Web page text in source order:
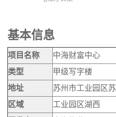
基本信息
项目名称
中海财富中心
类型
甲级写字楼
地址
苏州市工业园区
区域
工业园区湖西